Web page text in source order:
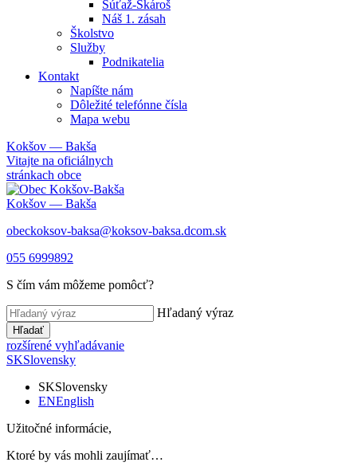
Súťaž-Skároš
Náš 1. zásah
Školstvo
Služby
Podnikatelia
Kontakt
Napíšte nám
Dôležité telefónne čísla
Mapa webu
Kokšov — Bakša
Vitajte na oficiálnych
stránkach obce
Kokšov — Bakša
obeckoksov-baksa@koksov-baksa.dcom.sk
055 6999892
S čím vám môžeme pomôcť?
Hľadaný výraz
Hľadať
rozšírené vyhľadávanie
SKSlovensky
SKSlovensky
ENEnglish
Užitočné informácie,
Ktoré by vás mohli zaujímať…